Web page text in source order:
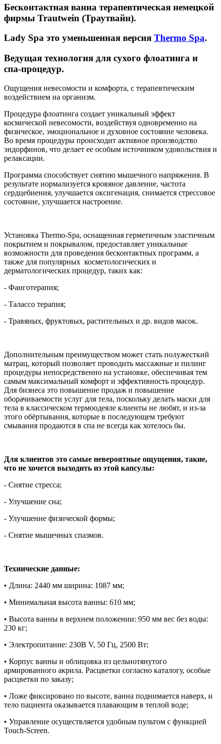
Бесконтактная ванна терапевтическая немецкой
фирмы Trautwein (Траутвайн).
Lady Spa это уменьшенная версия Thermo Spa.
Ведущая технология для сухого флоатинга и
спа-процедур.
Ощущения невесомости и комфорта, с терапевтическим
воздействием на организм.
Процедура флоатинга создает уникальный эффект
космической невесомости, воздействуя одновременно на
физическое, эмоциональное и духовное состояние человека.
Во время процедуры происходит активное производство
эндорфинов, что делает ее особым источником удовольствия и
релаксации.
Программа способствует снятию мышечного напряжения. В
результате нормализуется кровяное давление, частота
сердцебиения, улучшается оксигенация, снимается стрессовое
состояние, улучшается настроение.
Установка Thermo-Spa, оснащенная герметичным эластичным
покрытием и покрывалом, предоставляет уникальные
возможности для проведения бесконтактных программ, а
также для популярных косметологических и
дерматологических процедур, таких как:
- Фанготерапия;
- Талассо терапия;
- Травяных, фруктовых, растительных и др. видов масок.
Дополнительным преимуществом может стать полужесткий
матрац, который позволяет проводить массажные и пилинг
процедуры непосредственно на установке, обеспечивая тем
самым максимальный комфорт и эффективность процедур.
Для бизнеса это повышение продаж и повышение
оборачиваемости услуг для тела, поскольку делать маски для
тела в классическом термоодеяле клиенты не любят, и из-за
этого обёртывания, которые в последующем требуют
смывания продаются в спа не всегда как хотелось бы.
Для клиентов это самые невероятные ощущения, такие,
что не хочется выходить из этой капсулы:
- Снятие стресса;
- Улучшение сна;
- Улучшение физической формы;
- Снятие мышечных спазмов.
Технические данные:
• Длина: 2440 мм ширина: 1087 мм;
• Минимальная высота ванны: 610 мм;
• Высота ванны в верхнем положении: 950 мм вес без воды:
230 кг;
• Электропитание: 230В V, 50 Гц, 2500 Вт;
• Корпус ванны и облицовка из цельнотянутого
армированного акрила. Расцветки согласно каталогу, особые
расцветки по заказу;
• Ложе фиксировано по высоте, ванна поднимается наверх, и
тело пациента оказывается плавающим в теплой воде;
• Управление осуществляется удобным пультом с функцией
Touch-Screen.